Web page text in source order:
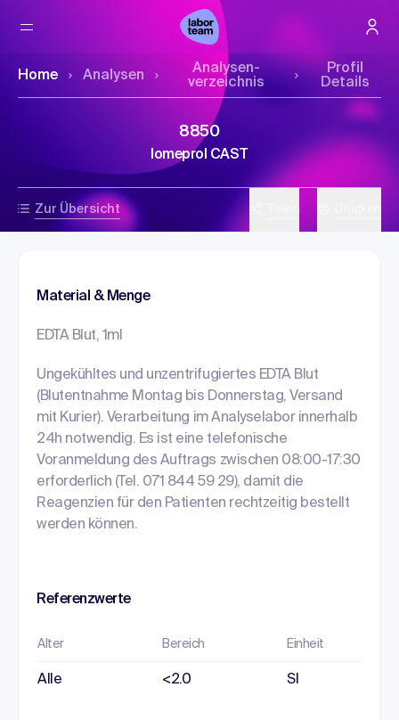
Home Analysen
Analysen­
verzeichnis
Profil
Details
Zur Übersicht
8850
Iomeprol CAST
Material & Menge
EDTA Blut, 1ml
Ungekühltes und unzentrifugiertes EDTA Blut
(Blutentnahme Montag bis Donnerstag, Versand
mit Kurier). Verarbeitung im Analyselabor innerhalb
24h notwendig. Es ist eine telefonische
Voranmeldung des Auftrags zwischen 08:00-17:30
erforderlich (Tel. 071 844 59 29), damit die
Reagenzien für den Patienten rechtzeitig bestellt
werden können.
Referenzwerte
Alter Bereich Einheit
Alle <2.0 SI